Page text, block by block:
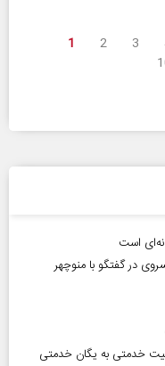
1 2 3
است
در گفتگو با منوچهر
خدمتی به یگان خدمتی